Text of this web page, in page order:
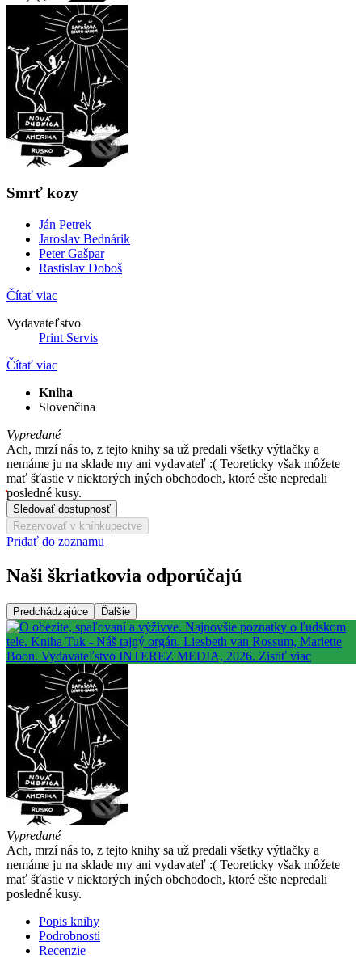
Smrť kozy
Ján Petrek
Jaroslav Bednárik
Peter Gašpar
Rastislav Doboš
Čítať viac
Vydavateľstvo
Print Servis
Čítať viac
Kniha
Slovenčina
Vypredané
Ach, mrzí nás to, z tejto knihy sa už predali všetky výtlačky a
nemáme ju na sklade my ani vydavateľ :( Teoreticky však môžete
mať šťastie v niektorých iných obchodoch, ktoré ešte nepredali
posledné kusy.
Sledovať dostupnosť
Rezervovať v kníhkupectve
Pridať do zoznamu
Naši škriatkovia odporúčajú
Predchádzajúce Ďalšie
Vypredané
Ach, mrzí nás to, z tejto knihy sa už predali všetky výtlačky a
nemáme ju na sklade my ani vydavateľ :( Teoreticky však môžete
mať šťastie v niektorých iných obchodoch, ktoré ešte nepredali
posledné kusy.
Popis knihy
Podrobnosti
Recenzie